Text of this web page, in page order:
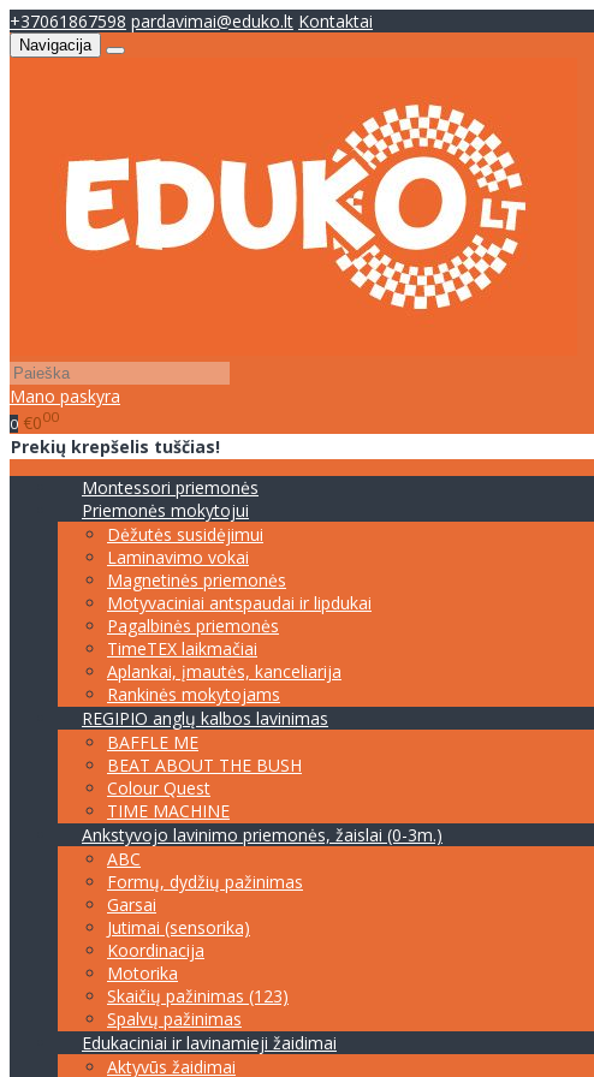
+37061867598 pardavimai@eduko.lt Kontaktai
Navigacija
Mano paskyra
0 €000
Prekių krepšelis tuščias!
Montessori priemonės
Priemonės mokytojui
Dėžutės susidėjimui
Laminavimo vokai
Magnetinės priemonės
Motyvaciniai antspaudai ir lipdukai
Pagalbinės priemonės
TimeTEX laikmačiai
Aplankai, įmautės, kanceliarija
Rankinės mokytojams
REGIPIO anglų kalbos lavinimas
BAFFLE ME
BEAT ABOUT THE BUSH
Colour Quest
TIME MACHINE
Ankstyvojo lavinimo priemonės, žaislai (0-3m.)
ABC
Formų, dydžių pažinimas
Garsai
Jutimai (sensorika)
Koordinacija
Motorika
Skaičių pažinimas (123)
Spalvų pažinimas
Edukaciniai ir lavinamieji žaidimai
Aktyvūs žaidimai